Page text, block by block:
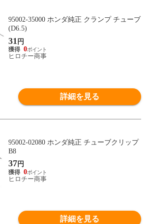
95002-35000 ホンダ純正 クランプ チューブ
(D6.5)
31 円
0
ヒロチー商事
詳細を見る
95002-02080 ホンダ純正 チューブクリップ
B8
37 円
0
ヒロチー商事
詳細を見る